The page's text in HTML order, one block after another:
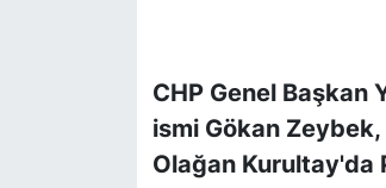
CHP Genel Başkan
ismi Gökan
Olağan Kurultay'da
SON DAKİKA HABERİ